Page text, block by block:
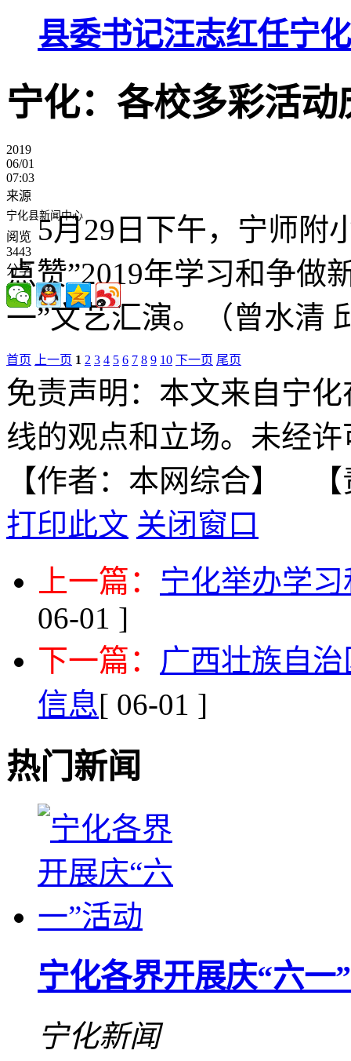
县委书记汪志红任宁
宁化：各校多彩活动
2019
06/01
07:03
来源
宁化县新闻中心
阅览
3443
分享
5月29日下午，宁师附
点赞”2019年学习和争做
一”文艺汇演。（曾水清
首页 上一页 1 2 3 4 5 6 7 8 9 10 下一页 尾页
免责声明：本文来自宁
线的观点和立场。未经
【作者：本网综合】
打印此文 关闭窗口
上一篇： 宁化举办学
06-01 ]
下一篇： 广西壮族自
信息[ 06-01 ]
热门新闻
宁化各界开展庆“六一
宁化新闻